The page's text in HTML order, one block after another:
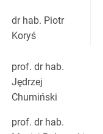
dr hab. Piotr
Koryś
prof. dr hab.
Jędrzej
Chumiński
prof. dr hab.